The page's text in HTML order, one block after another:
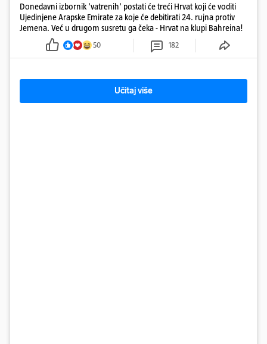
Donedavni izbornik 'vatrenih' postati će treći Hrvat koji će voditi
Ujedinjene Arapske Emirate za koje će debitirati 24. rujna protiv
Jemena. Već u drugom susretu ga čeka - Hrvat na klupi Bahreina!
50 182
Učitaj više